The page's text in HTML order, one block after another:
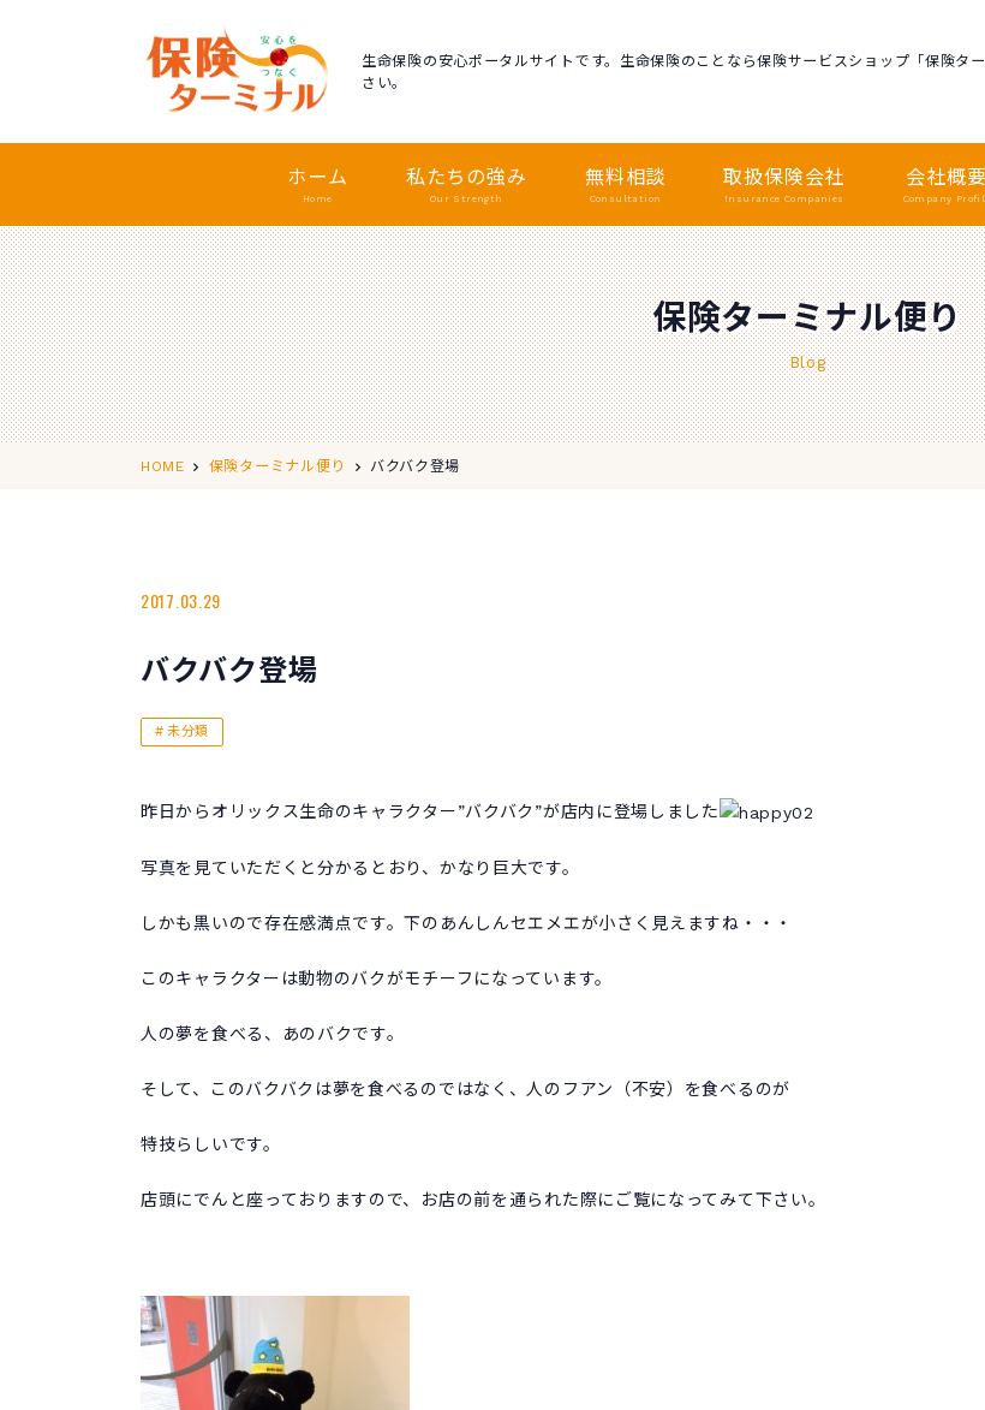
生命保険の安心ポータルサイトです。生命保険のことなら保険サービスショップ「保険タ
さい。
ホーム
Home
私たちの強み
Our Strength
無料相談
Consultation
取扱保険会社
Insurance Companies
会社概要
Company
保険ターミナル便り
Blog
HOME 保険ターミナル便り バクバク登場
2017.03.29
バクバク登場
未分類
昨日からオリックス生命のキャラクター”バクバク”が店内に登場しました
写真を見ていただくと分かるとおり、かなり巨大です。
しかも黒いので存在感満点です。下のあんしんセエメエが小さく見えますね・・・
このキャラクターは動物のバクがモチーフになっています。
人の夢を食べる、あのバクです。
そして、このバクバクは夢を食べるのではなく、人のフアン（不安）を食べるのが
特技らしいです。
店頭にでんと座っておりますので、お店の前を通られた際にご覧になってみて下さい。